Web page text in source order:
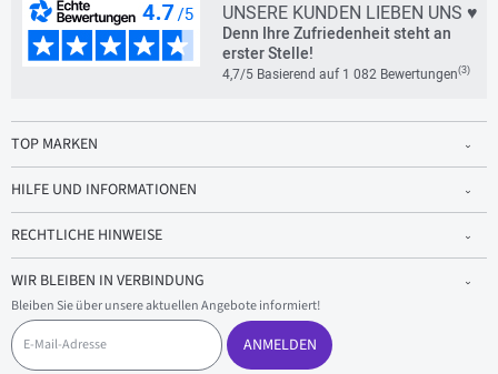
UNSERE KUNDEN LIEBEN UNS ♥
Denn Ihre Zufriedenheit steht an
erster Stelle!
4,7/5 Basierend auf 1 082 Bewertungen(3)
TOP MARKEN
HILFE UND INFORMATIONEN
RECHTLICHE HINWEISE
WIR BLEIBEN IN VERBINDUNG
Bleiben Sie über unsere aktuellen Angebote informiert!
E
-
M
ANMELDEN